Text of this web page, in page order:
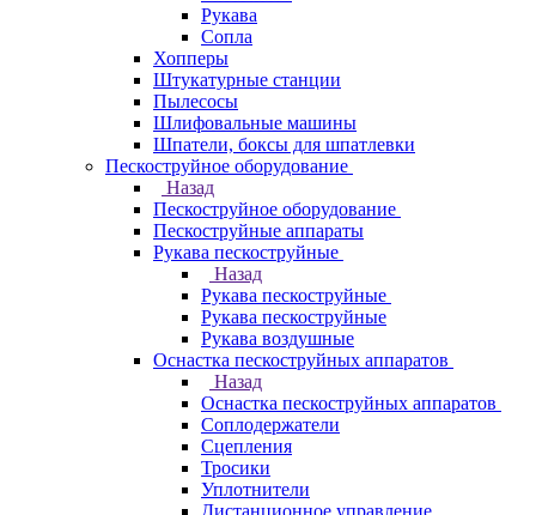
Рукава
Сопла
Хопперы
Штукатурные станции
Пылесосы
Шлифовальные машины
Шпатели, боксы для шпатлевки
Пескоструйное оборудование
Назад
Пескоструйное оборудование
Пескоструйные аппараты
Рукава пескоструйные
Назад
Рукава пескоструйные
Рукава пескоструйные
Рукава воздушные
Оснастка пескоструйных аппаратов
Назад
Оснастка пескоструйных аппаратов
Соплодержатели
Сцепления
Тросики
Уплотнители
Дистанционное управление